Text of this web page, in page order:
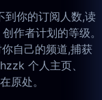
你的订阅人数,读
作者计划的等级。
自己的频道,捕获
个人主页、
原处。